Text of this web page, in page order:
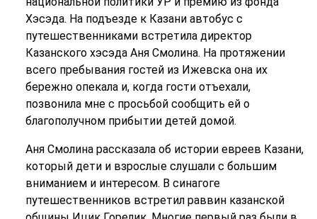
Хэсэда. На подъезде к Казани автобус с
путешественниками встретила директор
Казанского хэсэда Аня Смолина. На протяжении
всего пребывания гостей из Ижевска она их
бережно опекала и, когда гости отъехали,
позвонила мне с просьбой сообщить ей о
благополучном прибытии детей домой.
Аня Смолина рассказала об истории евреев Казани,
который дети и взрослые слушали с большим
вниманием и интересом. В синагоге
путешественников встретил раввин казанской